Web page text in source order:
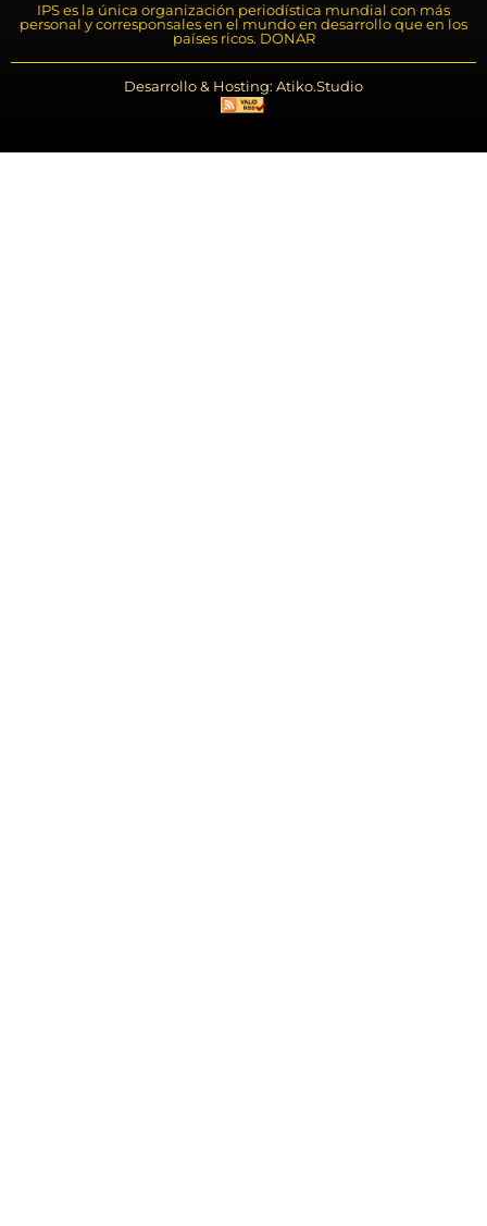
IPS es la única organización periodística mundial con más
personal y corresponsales en el mundo en desarrollo que en los
países ricos. DONAR
Desarrollo & Hosting: Atiko.Studio